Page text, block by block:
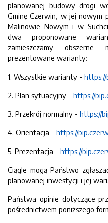
planowanej budowy drogi
Gminę Czerwin, w jej nowym
Malinowie Nowym i w
dwa proponowane
zamieszczamy obszerne
prezentowane warianty:
1. Wszystkie warianty - https://
2. Plan sytuacyjny - https://
3. Przekrój normalny - https://
4. Orientacja - https://
5. Prezentacja - https://
Ciągle mogą Państwo
planowanej inwestycji i jej
Państwa opinie dotyczące
pośrednictwem poniższego